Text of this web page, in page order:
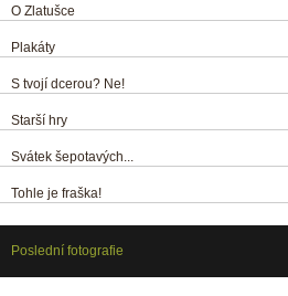
O Zlatušce
Plakáty
S tvojí dcerou? Ne!
Starší hry
Svátek šepotavých...
Tohle je fraška!
Poslední fotografie